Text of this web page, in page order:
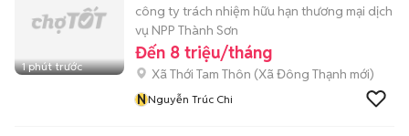
1 phút trước
công ty trách nhiệm hữu hạn thương mại dịch
vụ NPP Thành Sơn
Đến 8 triệu/tháng
Xã Thới Tam Thôn (Xã Đông Thạnh mới)
NNguyễn Trúc Chi